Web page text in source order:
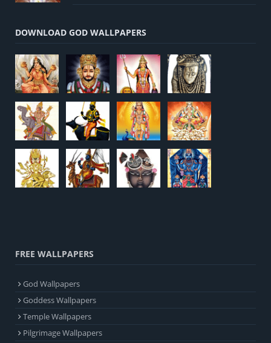
DOWNLOAD GOD WALLPAPERS
FREE WALLPAPERS
God Wallpapers
Goddess Wallpapers
Temple Wallpapers
Pilgrimage Wallpapers